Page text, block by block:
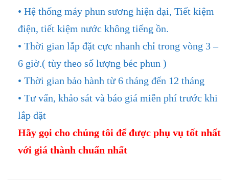
• Hệ thống máy phun sương hiện đại, Tiết kiệm
điện, tiết kiệm nước không tiếng ồn.
• Thời gian lắp đặt cực nhanh chỉ trong vòng 3 –
6 giờ.( tùy theo số lượng béc phun )
• Thời gian bảo hành từ 6 tháng đến 12 tháng
• Tư vấn, khảo sát và báo giá miễn phí trước khi
lắp đặt
Hãy gọi cho chúng tôi để được phụ vụ tốt nhất
với giá thành chuẩn nhất